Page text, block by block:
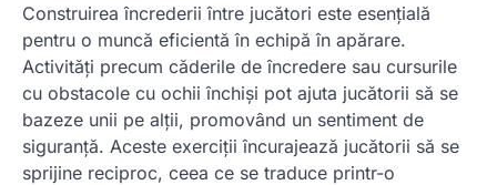
Construirea încrederii între jucători este esențială
pentru o muncă eficientă în echipă în apărare.
Activități precum căderile de încredere sau cursurile
cu obstacole cu ochii închiși pot ajuta jucătorii să se
bazeze unii pe alții, promovând un sentiment de
siguranță. Aceste exerciții încurajează jucătorii să se
sprijine reciproc, ceea ce se traduce printr-o